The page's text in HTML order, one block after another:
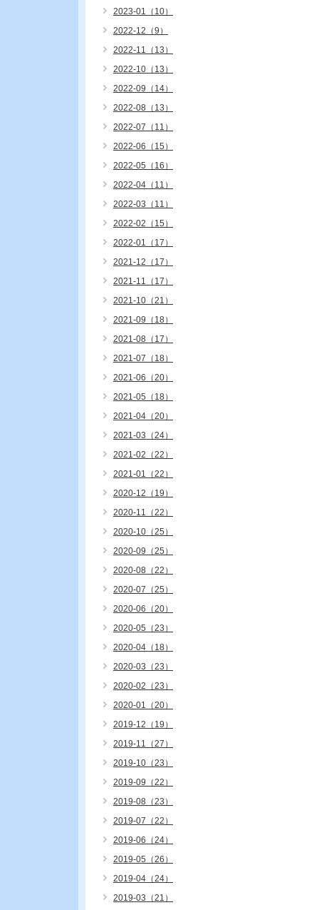
2023-01（10）
2022-12（9）
2022-11（13）
2022-10（13）
2022-09（14）
2022-08（13）
2022-07（11）
2022-06（15）
2022-05（16）
2022-04（11）
2022-03（11）
2022-02（15）
2022-01（17）
2021-12（17）
2021-11（17）
2021-10（21）
2021-09（18）
2021-08（17）
2021-07（18）
2021-06（20）
2021-05（18）
2021-04（20）
2021-03（24）
2021-02（22）
2021-01（22）
2020-12（19）
2020-11（22）
2020-10（25）
2020-09（25）
2020-08（22）
2020-07（25）
2020-06（20）
2020-05（23）
2020-04（18）
2020-03（23）
2020-02（23）
2020-01（20）
2019-12（19）
2019-11（27）
2019-10（23）
2019-09（22）
2019-08（23）
2019-07（22）
2019-06（24）
2019-05（26）
2019-04（24）
2019-03（21）